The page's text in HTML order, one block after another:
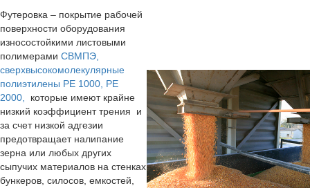
Футеровка – покрытие рабочей
поверхности оборудования
износостойкими листовыми
полимерами СВМПЭ,
сверхвысокомолекулярные
полиэтилены PE 1000, PE
2000,
которые имеют крайне
низкий коэффициент трения и
за счет низкой адгезии
предотвращает налипание
зерна или любых других
сыпучих материалов на стенках
бункеров, силосов, емкостей,